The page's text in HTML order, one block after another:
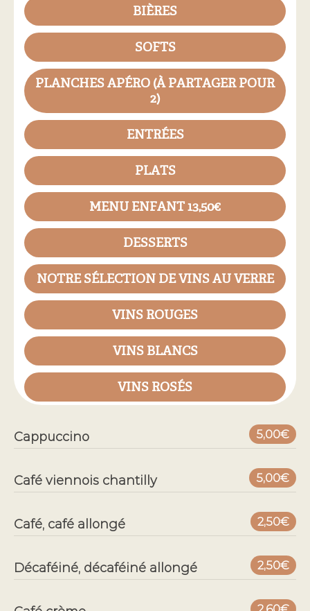
BIÈRES
SOFTS
PLANCHES APÉRO (À PARTAGER POUR
2)
ENTRÉES
PLATS
MENU ENFANT 13,50€
DESSERTS
NOTRE SÉLECTION DE VINS AU VERRE
VINS ROUGES
VINS BLANCS
VINS ROSÉS
Cappuccino 5,00€
Café viennois chantilly 5,00€
Café, café allongé 2,50€
Décaféiné, décaféiné allongé 2,50€